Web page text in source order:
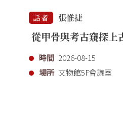
話者 張惟捷
從甲骨與考古窺探上
時間 2026-08-15
場所 文物館5F會議室